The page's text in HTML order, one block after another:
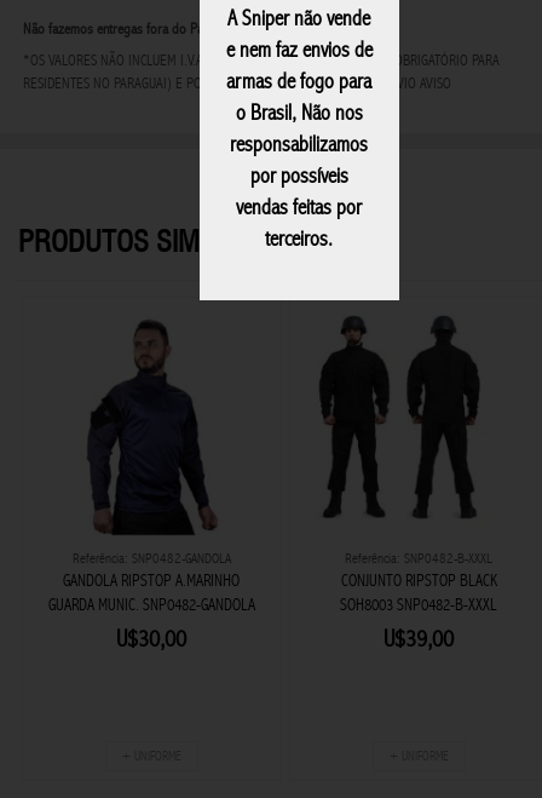
A Sniper não vende
e nem faz envios de
armas de fogo para
o Brasil, Não nos
responsabilizamos
por possíveis
vendas feitas por
terceiros.
Não fazemos entregas fora do Paraguai
*OS VALORES NÃO INCLUEM I.V.A - IMPOSTO AO VALOR AGREGADO (OBRIGATÓRIO PARA
RESIDENTES NO PARAGUAI) E PODEM SOFRER ALTERAÇÕES SEM PRÉVIO AVISO
PRODUTOS SIMILARES
Referência: SNP0482-GANDOLA
GANDOLA RIPSTOP A.MARINHO
GUARDA MUNIC. SNP0482-GANDOLA
U$30,00
Referência: SNP0482-B-XXXL
CONJUNTO RIPSTOP BLACK
SOH8003 SNP0482-B-XXXL
U$39,00